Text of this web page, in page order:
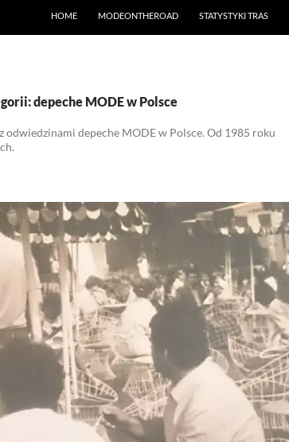
HOME MODEONTHEROAD STATYSTYKI TRAS
depeche MODE w Polsce
odwiedzinami depeche MODE w Polsce. Od 1985 roku